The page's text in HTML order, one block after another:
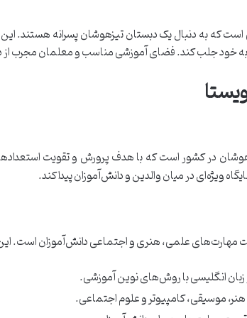
است که به دنبال یک دبستان تیزهوشان پسرانه هستند.
به خود جلب کند. فضای آموزشی مناسب و معلمان مجرب
در کشور است که با هدف پرورش و تقویت
ویژه‌ای در میان والدین و دانش‌آموزان پیدا کند.
مهارت‌های علمی، هنری و اجتماعی دانش‌آموزان است.
انگلیسی با روش‌های نوین آموزشی.
موسیقی، کامپیوتر و علوم اجتماعی.